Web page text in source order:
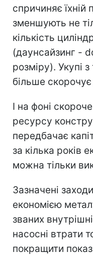
спричиняє
зменшують не
кількість
(даунсайзинг -
розміру). Укупі
більше
І на фоні
ресурсу
передбачає
за кілька років
можна тільки
Зазначені
економією
званих
насосні втрати
покращити